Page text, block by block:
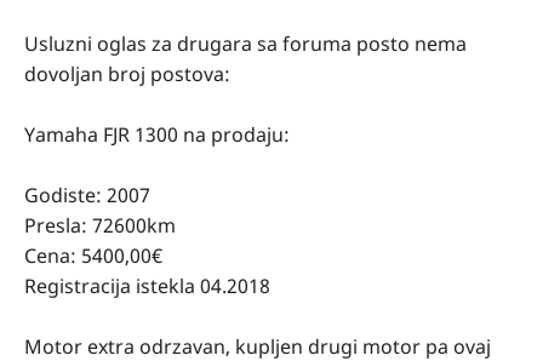
Usluzni oglas za drugara sa foruma posto nema
dovoljan broj postova:
Yamaha FJR 1300 na prodaju:
Godiste: 2007
Presla: 72600km
Cena: 5400,00€
Registracija istekla 04.2018
Motor extra odrzavan, kupljen drugi motor pa ovaj